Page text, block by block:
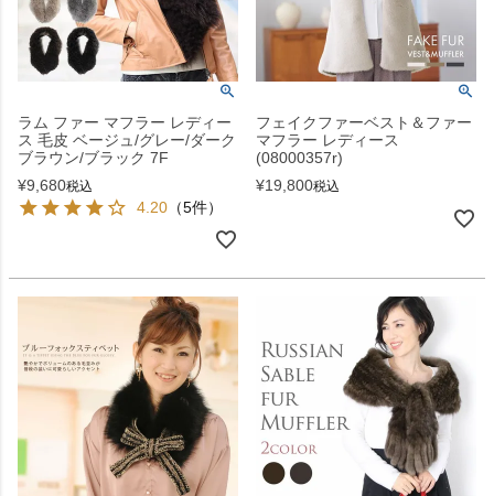
ラム ファー マフラー レディー
ス 毛皮 ベージュ/グレー/ダーク
ブラウン/ブラック 7F
¥9,680税込
4.20 （5件）
フェイクファーベスト＆ファー
マフラー レディース
(08000357r)
¥19,800税込